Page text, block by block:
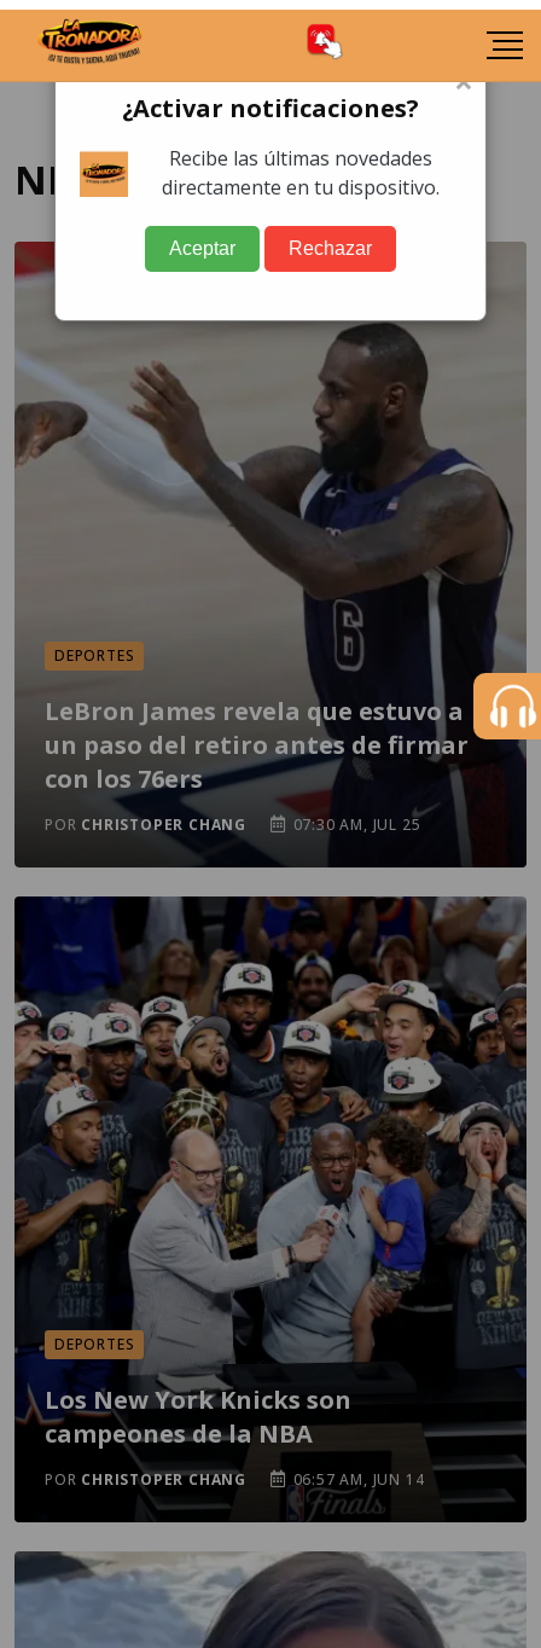
NBA
DEPORTES
LeBron James revela que estuvo a
un paso del retiro antes de firmar
con los 76ers
POR CHRISTOPER CHANG 07:30 AM, JUL 25
DEPORTES
Los New York Knicks son
campeones de la NBA
POR CHRISTOPER CHANG 06:57 AM, JUN 14
×
¿Activar notificaciones?
Recibe las últimas novedades
directamente en tu dispositivo.
Aceptar Rechazar